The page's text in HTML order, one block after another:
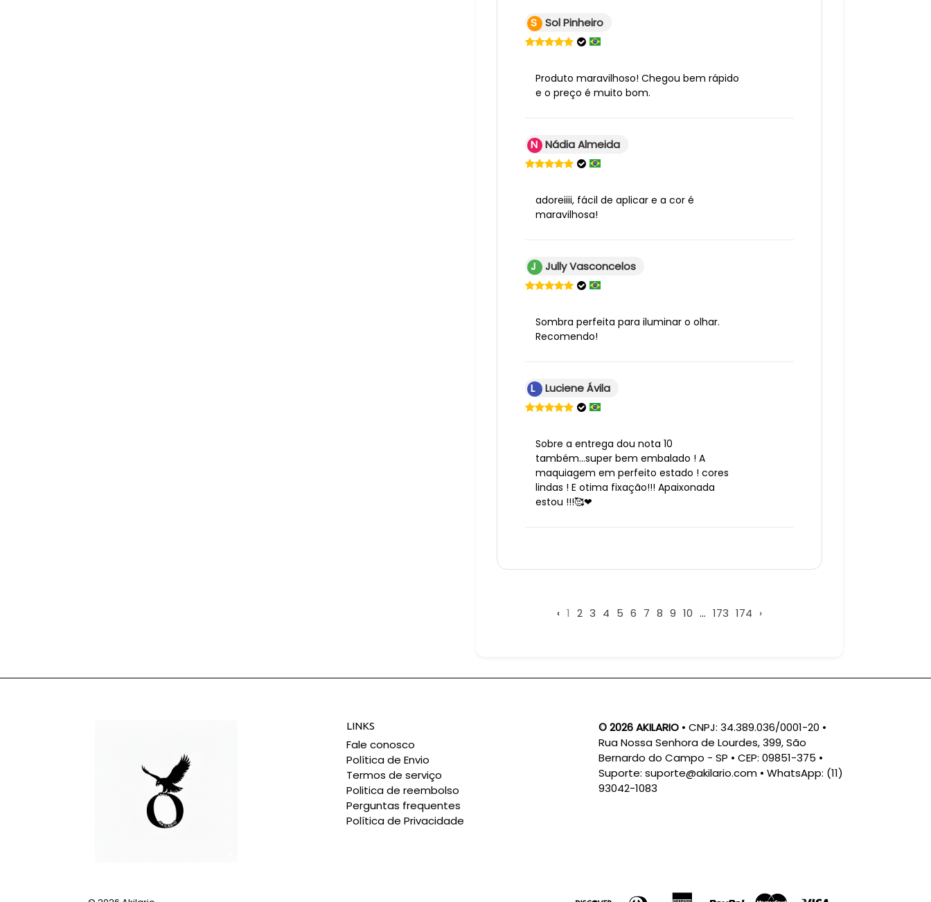
S Sol Pinheiro
Produto maravilhoso! Chegou bem rápido
e o preço é muito bom.
N Nádia Almeida
adoreiiii, fácil de aplicar e a cor é
maravilhosa!
J Jully Vasconcelos
Sombra perfeita para iluminar o olhar.
Recomendo!
L Luciene Ávila
Sobre a entrega dou nota 10
também...super bem embalado ! A
maquiagem em perfeito estado ! cores
lindas ! E otima fixação!!! Apaixonada
estou !!!🥰❤
‹ 1 2 3 4 5 6 7 8 9 10 ... 173 174 ›
LINKS
Fale conosco
Política de Envio
Termos de serviço
Politica de reembolso
Perguntas frequentes
Política de Privacidade
© 2026 AKILARIO• CNPJ: 34.389.036/0001-20 •
Rua Nossa Senhora de Lourdes, 399, São
Bernardo do Campo - SP • CEP: 09851-375 •
Suporte: suporte@akilario.com• WhatsApp: (11)
93042-1083